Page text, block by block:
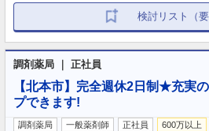
検討リスト（要
調剤薬局 ｜ 正社員
【北本市】完全週休2日制★充実
プできます!
調剤薬局 一般薬剤師 正社員 600万以上